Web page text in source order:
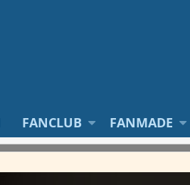
FANCLUB FANMADE